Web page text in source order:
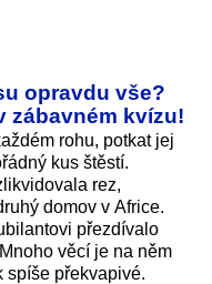
opravdu vše?
zábavném kvízu!
rohu, potkat jej
kus štěstí.
rez,
domov v Africe.
přezdívalo
věcí je na něm
spíše překvapivé.